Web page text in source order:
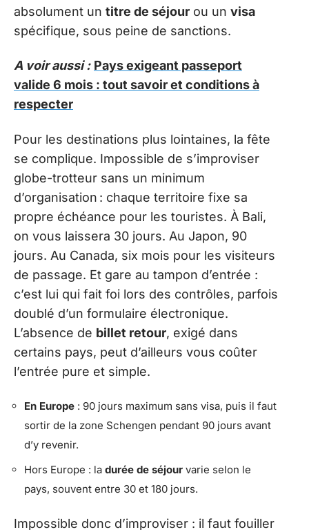
absolument un titre de séjour ou un visa
spécifique, sous peine de sanctions.
A voir aussi : Pays exigeant passeport
valide 6 mois : tout savoir et conditions à
respecter
Pour les destinations plus lointaines, la fête
se complique. Impossible de s’improviser
globe-trotteur sans un minimum
d’organisation : chaque territoire fixe sa
propre échéance pour les touristes. À Bali,
on vous laissera 30 jours. Au Japon, 90
jours. Au Canada, six mois pour les visiteurs
de passage. Et gare au tampon d’entrée :
c’est lui qui fait foi lors des contrôles, parfois
doublé d’un formulaire électronique.
L’absence de billet retour, exigé dans
certains pays, peut d’ailleurs vous coûter
l’entrée pure et simple.
En Europe : 90 jours maximum sans visa, puis il faut
sortir de la zone Schengen pendant 90 jours avant
d’y revenir.
Hors Europe : la durée de séjour varie selon le
pays, souvent entre 30 et 180 jours.
Impossible donc d’improviser : il faut fouiller